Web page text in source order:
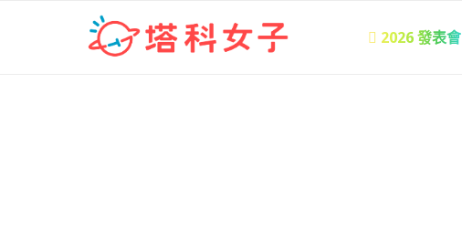
 2026 發表會